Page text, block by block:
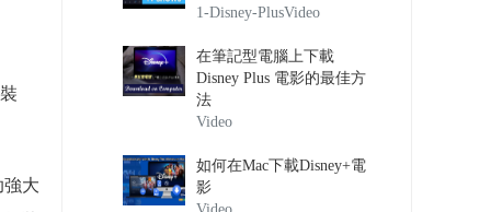
強大
1-Disney-PlusVideo
在筆記型電腦上下載
Disney Plus 電影的最佳方
法
Video
如何在Mac下載Disney+電
影